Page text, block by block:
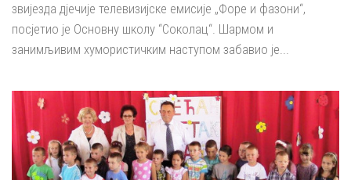
звијезда дјечије телевизијске емисије „Форе и фазони“,
посјетио је Основну школу “Соколац“. Шармом и
занимљивим хумористичким наступом забавио је...